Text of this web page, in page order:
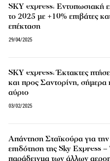
SKY express: Εντυπωσιακή
το 2025 με +10% επιβάτες
επέκταση
29/04/2025
SKY express: Έκτακτες
και προς Σαντορίνη, σήμερα
αύριο
03/02/2025
Απάντηση Σταϊκούρα για την
επιδότηση της Sky Express
παράδειγμα των άλλων